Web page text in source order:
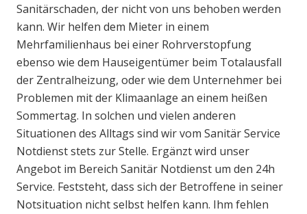
Sanitärschaden, der nicht von uns behoben werden
kann. Wir helfen dem Mieter in einem
Mehrfamilienhaus bei einer Rohrverstopfung
ebenso wie dem Hauseigentümer beim Totalausfall
der Zentralheizung, oder wie dem Unternehmer bei
Problemen mit der Klimaanlage an einem heißen
Sommertag. In solchen und vielen anderen
Situationen des Alltags sind wir vom Sanitär Service
Notdienst stets zur Stelle. Ergänzt wird unser
Angebot im Bereich Sanitär Notdienst um den 24h
Service. Feststeht, dass sich der Betroffene in seiner
Notsituation nicht selbst helfen kann. Ihm fehlen